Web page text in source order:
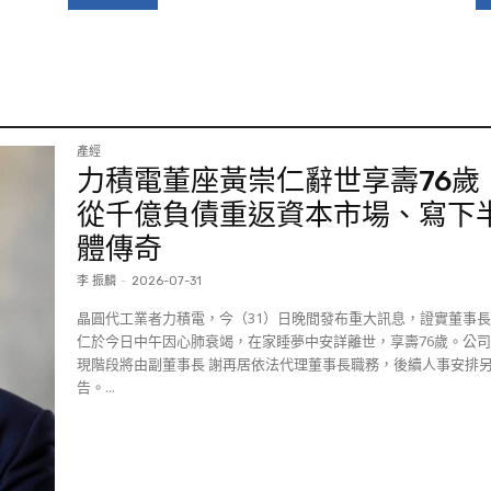
產經
力積電董座黃崇仁辭世享壽76歲｜
從千億負債重返資本市場、寫下
體傳奇
李 振麟 - 2026-07-31
晶圓代工業者力積電，今（31）日晚間發布重大訊息，證實董事
仁於今日中午因心肺衰竭，在家睡夢中安詳離世，享壽76歲。公司
現階段將由副董事長 謝再居依法代理董事長職務，後續人事安排
告。...